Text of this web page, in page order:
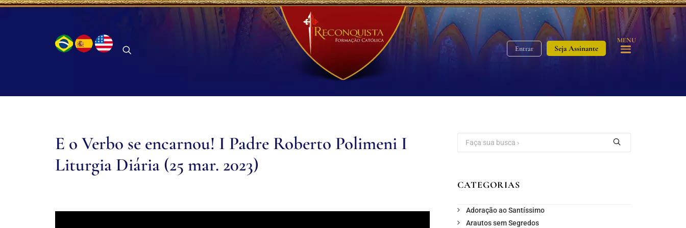
Entrar Seja Assinante
MENU
E o Verbo se encarnou! I Padre Roberto Polimeni I
Liturgia Diária (25 mar. 2023)
CATEGORIAS
Adoração ao Santíssimo
Arautos sem Segredos